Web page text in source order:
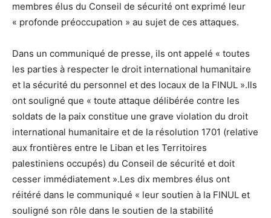
membres élus du Conseil de sécurité ont exprimé leur
« profonde préoccupation » au sujet de ces attaques.
Dans un communiqué de presse, ils ont appelé « toutes
les parties à respecter le droit international humanitaire
et la sécurité du personnel et des locaux de la FINUL ».Ils
ont souligné que « toute attaque délibérée contre les
soldats de la paix constitue une grave violation du droit
international humanitaire et de la résolution 1701 (relative
aux frontières entre le Liban et les Territoires
palestiniens occupés) du Conseil de sécurité et doit
cesser immédiatement ».Les dix membres élus ont
réitéré dans le communiqué « leur soutien à la FINUL et
souligné son rôle dans le soutien de la stabilité